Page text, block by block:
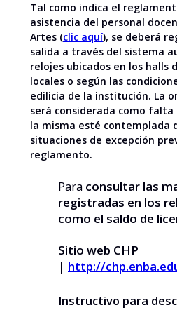
Tal como indica el
asistencia del personal
Artes (clic aquí), se deberá
salida a través del sistema
relojes ubicados en los halls
locales o según las
edilicia de la institución. La
será considerada como falta
la misma esté contemplada
situaciones de excepción
reglamento.
Para consultar las
registradas en los
como el saldo de
Sitio web CHP
| http://
Instructivo para